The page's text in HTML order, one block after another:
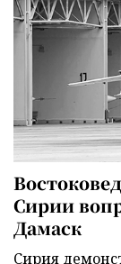
Сирии
Дамаск
Сирия